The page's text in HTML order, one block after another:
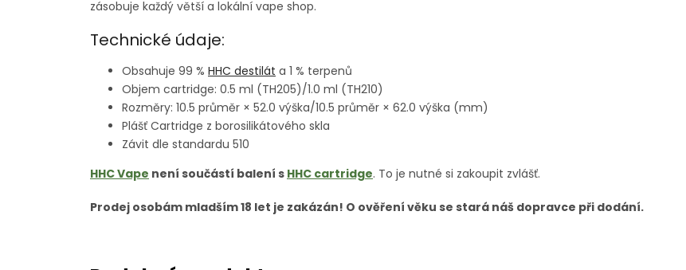
zásobuje každý větší a lokální vape shop.
Technické údaje:
Obsahuje 99 % HHC destilát a 1 % terpenů
Objem cartridge: 0.5 ml (TH205)/1.0 ml (TH210)
Rozměry: 10.5 průměr × 52.0 výška/10.5 průměr × 62.0 výška (mm)
Plášť Cartridge z borosilikátového skla
Závit dle standardu 510
HHC Vape není součástí balení s HHC cartridge. To je nutné si zakoupit zvlášť.
Prodej osobám mladším 18 let je zakázán! O ověření věku se stará náš dopravce při dodání.